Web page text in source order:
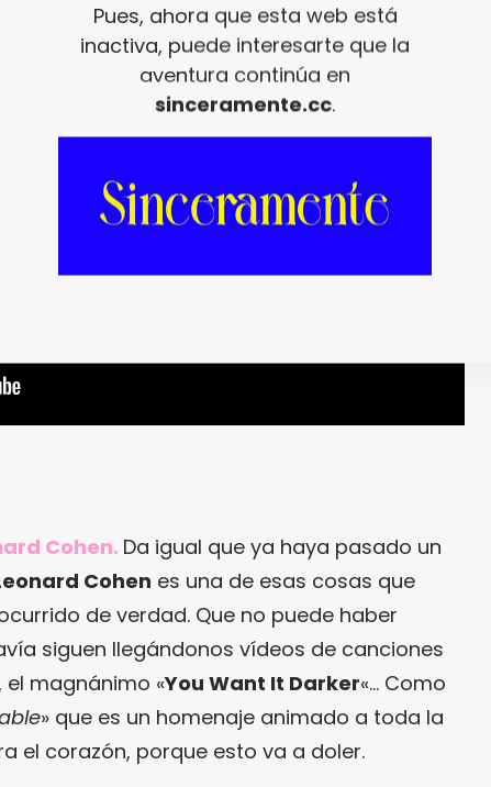
Cohen. Da igual que ya haya pasado un
Cohen es una de esas cosas que
de verdad. Que no puede haber
siguen llegándonos vídeos de canciones
magnánimo «You Want It Darker«… Como
» que es un homenaje animado a toda la
el corazón, porque esto va a doler.
Pues, ahora que esta web está
inactiva, puede interesarte que la
aventura continúa en
sinceramente.cc.